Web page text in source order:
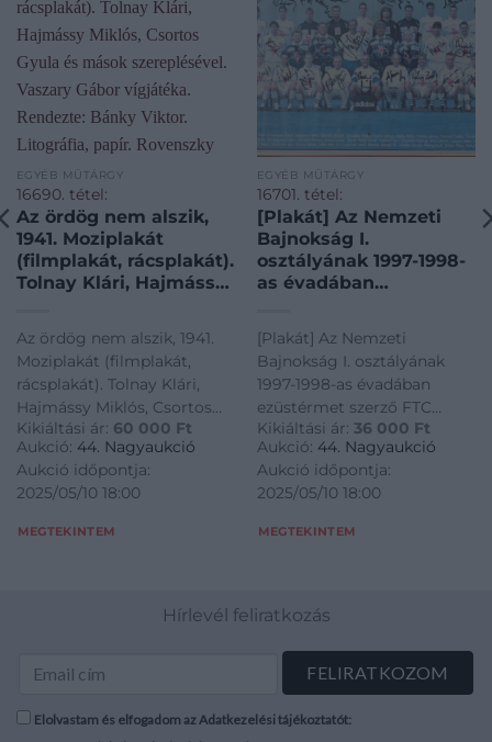
EGYÉB MŰTÁRGY
16690. tétel:
Az ördög nem alszik,
1941. Moziplakát
(filmplakát, rácsplakát).
Tolnay Klári, Hajmássy
szereplésével. Vaszary
Gábor vígjátéka.
Rendezte: Bánky
Viktor. Litográfia, papír.
Rovenszky Pázmány,
Bp. M.F.I. Film. Jó
állapotban. 84×29 cm. !
/ Vintage Hungarian
poster of a movie, in
Az ördög nem alszik, 1941.
Moziplakát (filmplakát,
rácsplakát). Tolnay Klári,
Hajmássy Miklós, Csortos
Gyula és mások
szereplésével. Vaszary Gábor
vígjátéka. Rendezte: Bánky
Viktor. Litográfia, papír.
Rovenszky Pázmány, Bp.
movie, in good condition,
Kikiáltási ár: 60 000 Ft
Aukció: 44. Nagyaukció
Aukció időpontja:
2025/05/10 18:00
MEGTEKINTEM
EGYÉB MŰTÁRGY
16701. tétel:
[Plakát] Az Nemzeti
Bajnokság I.
osztályának 1997-1998-
as évadában
csoportplakátja (A
teljes csapat 32
tagjának, edzőjének,
segédedzőinek,
orvosainak aláírásával.)
Budapest, 1998. Színes
plakát, mérete:
385×595 mm. Minden
idők legsikeresebb
harmincötszörös
az 1997-1998-as
labdarúgó évad idején
ezüstérmet ért el.
Plakátunkon a teljes
[Plakát] Az Nemzeti
Bajnokság I. osztályának
1997-1998-as évadában
ezüstérmet szerző FTC
labdarúgó csapatának
csoportplakátja (A teljes
csapat 32 tagjának,
edzőjének, segédedzőinek,
orvosainak aláírásával.)
legsikeresebb magyar
harmincötszörös magyar
as labdarúgó évad idején
Kikiáltási ár: 36 000 Ft
Aukció: 44. Nagyaukció
Aukció időpontja:
2025/05/10 18:00
MEGTEKINTEM
Hírlevél feliratkozás
Elolvastam és elfogadom az Adatkezelési tájékoztatót: